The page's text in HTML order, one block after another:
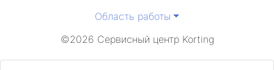
Область работы
©2026 Сервисный центр Korting